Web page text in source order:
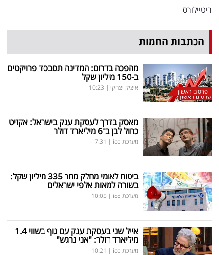
ריטיילורס
הכתבות החמות
פרסום ראשון
מהפכה בדרום: המדינה תסבסד פרויקטים
ב-150 מיליון שקל
איציק יצחקי |
10:23
מאסק בדרך לעסקת ענק בישראל: אקזיט
כחול לבן ב־6 מיליארד דולר
מערכת ice |
7:31
ביטוח לאומי מחלק מחר 335 מיליון שקל:
בשורה למאות אלפי ישראלים
מערכת ice |
10:05
אייל שני בעסקת ענק עם גוף בשווי 1.4
מיליארד דולר: "אני נרגש"
מערכת ice |
10:21